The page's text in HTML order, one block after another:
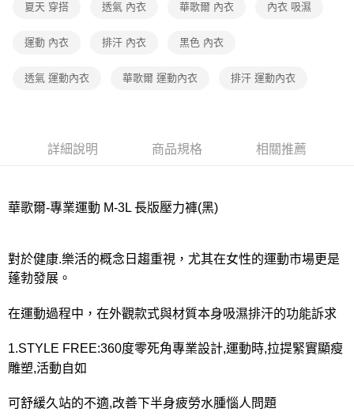
每筆NT$80，滿NT$1,000(含以上)免運費
每筆NT$220
夏天 穿搭 透氣 內衣 華歌爾 內衣 內衣 吸濕
運動 內衣 排汗 內衣 黑色 內衣
透氣 運動內衣 華歌爾 運動內衣 排汗 運動內衣
詳細說明 商品規格 相關推薦
華歌爾-專業運動 M-3L 長版壓力褲(黑)
對於健康.樂活的概念日趨重視，尤其在女性的運動市場更是
蓬勃發展。
在運動過程中，在外觀款式與材質本身吸濕排汗的功能訴求
1.STYLE FREE:360度零死角專業設計,運動時,拉提緊實顯瘦
雕塑,活動自如
可舒緩久站的不適,改善下半身疲勞水腫惱人問題